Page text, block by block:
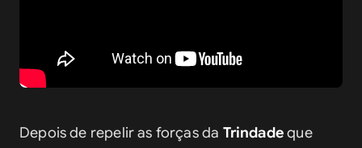
Depois de repelir as forças da Trindade que